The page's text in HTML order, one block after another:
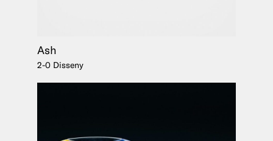
Ash
2-0 Disseny